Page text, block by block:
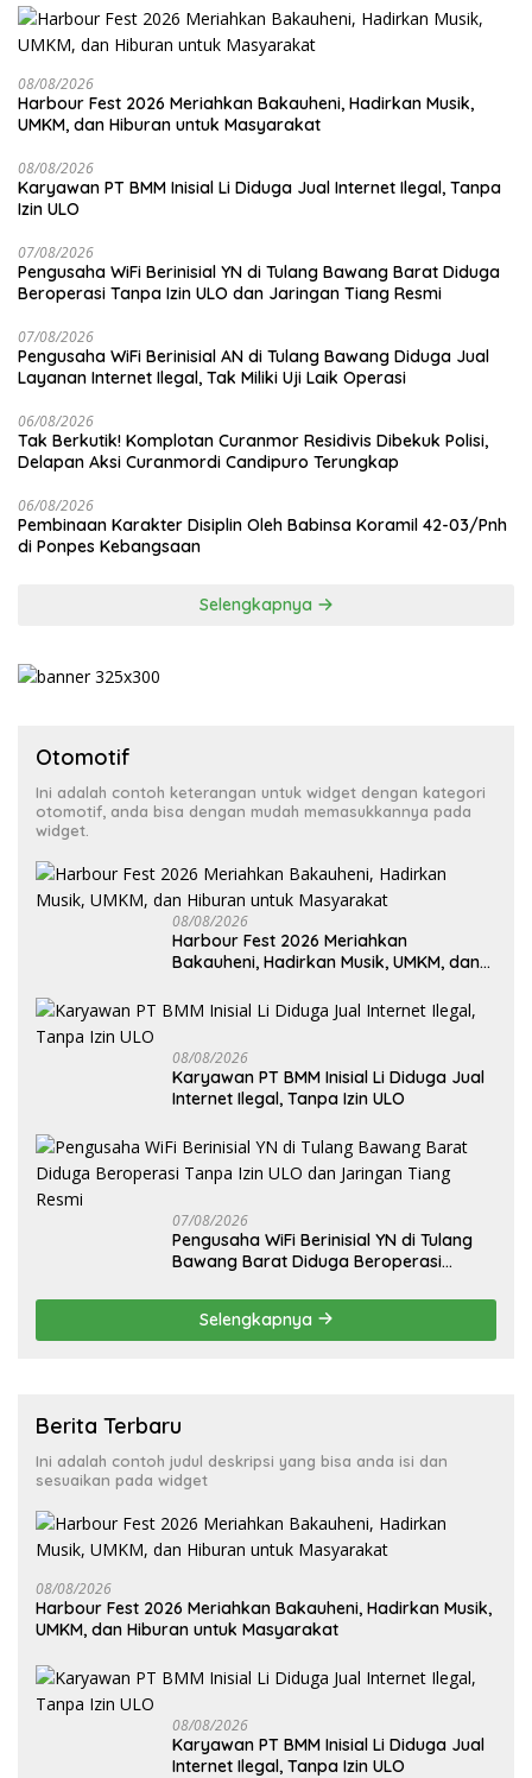
08/08/2026
Harbour Fest 2026 Meriahkan Bakauheni, Hadirkan Musik,
UMKM, dan Hiburan untuk Masyarakat
08/08/2026
Karyawan PT BMM Inisial Li Diduga Jual Internet Ilegal, Tanpa
Izin ULO
07/08/2026
Pengusaha WiFi Berinisial YN di Tulang Bawang Barat Diduga
Beroperasi Tanpa Izin ULO dan Jaringan Tiang Resmi
07/08/2026
Pengusaha WiFi Berinisial AN di Tulang Bawang Diduga Jual
Layanan Internet Ilegal, Tak Miliki Uji Laik Operasi
06/08/2026
Tak Berkutik! Komplotan Curanmor Residivis Dibekuk Polisi,
Delapan Aksi Curanmordi Candipuro Terungkap
06/08/2026
Pembinaan Karakter Disiplin Oleh Babinsa Koramil 42-03/Pnh
di Ponpes Kebangsaan
Selengkapnya
Otomotif
Ini adalah contoh keterangan untuk widget dengan kategori
otomotif, anda bisa dengan mudah memasukkannya pada
widget.
08/08/2026
Harbour Fest 2026 Meriahkan
Bakauheni, Hadirkan Musik, UMKM, dan
08/08/2026
Karyawan PT BMM Inisial Li Diduga Jual
Internet Ilegal, Tanpa Izin ULO
07/08/2026
Pengusaha WiFi Berinisial YN di Tulang
Bawang Barat Diduga Beroperasi
Resmi
Selengkapnya
Berita Terbaru
Ini adalah contoh judul deskripsi yang bisa anda isi dan
sesuaikan pada widget
08/08/2026
Harbour Fest 2026 Meriahkan Bakauheni, Hadirkan Musik,
UMKM, dan Hiburan untuk Masyarakat
08/08/2026
Karyawan PT BMM Inisial Li Diduga Jual
Internet Ilegal, Tanpa Izin ULO